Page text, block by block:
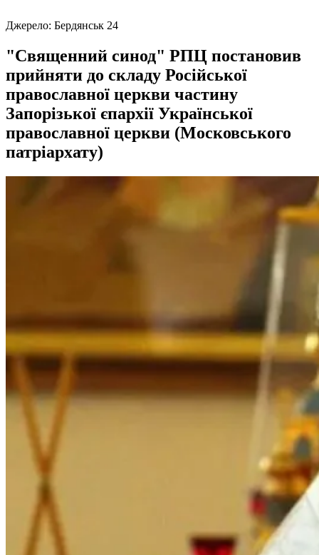
Джерело: Бердянськ 24
"Священний синод" РПЦ постановив
прийняти до складу Російської
православної церкви частину
Запорізької єпархії Української
православної церкви (Московського
патріархату)